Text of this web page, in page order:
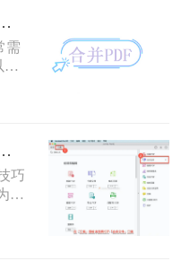
面？这二种合并方法了解下！
需
便
一
个
？小编亲测高效方法大公开！
巧
从